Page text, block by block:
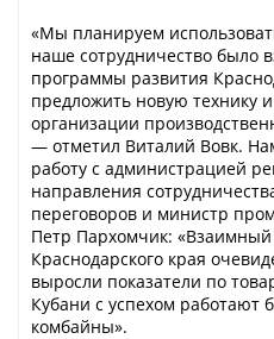
«Мы планируем
наше сотрудничество было
программы развития
предложить новую технику
организации
— отметил Виталий Вовк.
работу с администрацией
направления
переговоров и министр
Петр Пархомчик:
Краснодарского края
выросли показатели по
Кубани с успехом работают
комбайны».